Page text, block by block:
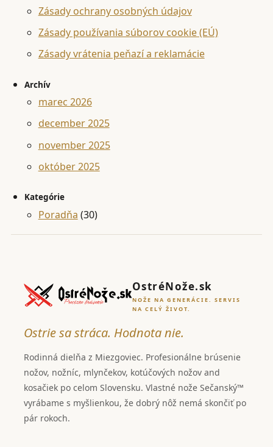
Zásady ochrany osobných údajov
Zásady používania súborov cookie (EÚ)
Zásady vrátenia peňazí a reklamácie
Archív
marec 2026
december 2025
november 2025
október 2025
Kategórie
Poradňa (30)
OstréNože.sk
NOŽE NA GENERÁCIE. SERVIS
NA CELÝ ŽIVOT.
Ostrie sa stráca. Hodnota nie.
Rodinná dielňa z Miezgoviec. Profesionálne brúsenie
nožov, nožníc, mlynčekov, kotúčových nožov and
kosačiek po celom Slovensku. Vlastné nože Sečanský™
vyrábame s myšlienkou, že dobrý nôž nemá skončiť po
pár rokoch.